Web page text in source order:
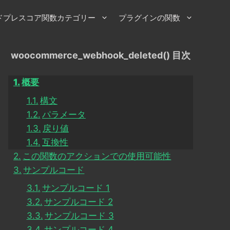
プレスコア関数カテゴリー プラグインの関数
woocommerce_webhook_deleted() 目次
概要
構文
パラメータ
戻り値
互換性
この関数のアクションでの使用可能性
サンプルコード
サンプルコード 1
サンプルコード 2
サンプルコード 3